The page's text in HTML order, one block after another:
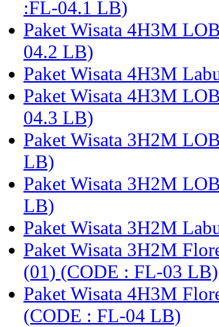
:FL-04.1 LB)
Paket Wisata 4H3M
04.2 LB)
Paket Wisata 4H3M
Paket Wisata 4H3M
04.3 LB)
Paket Wisata 3H2M
LB)
Paket Wisata 3H2M
LB)
Paket Wisata 3H2M
Paket Wisata 3H2M
(01) (CODE : FL-03 LB)
Paket Wisata 4H3M
(CODE : FL-04 LB)